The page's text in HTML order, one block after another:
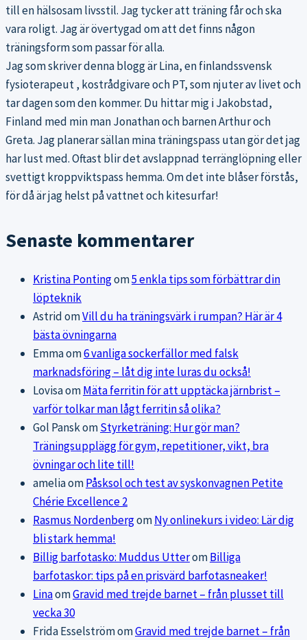
till en hälsosam livsstil. Jag tycker att träning får och ska
vara roligt. Jag är övertygad om att det finns någon
träningsform som passar för alla.
Jag som skriver denna blogg är Lina, en finlandssvensk
fysioterapeut , kostrådgivare och PT, som njuter av livet och
tar dagen som den kommer. Du hittar mig i Jakobstad,
Finland med min man Jonathan och barnen Arthur och
Greta. Jag planerar sällan mina träningspass utan gör det jag
har lust med. Oftast blir det avslappnad terränglöpning eller
svettigt kroppviktspass hemma. Om det inte blåser förstås,
för då är jag helst på vattnet och kitesurfar!
Senaste kommentarer
Kristina Pontingom5 enkla tips som förbättrar din
löpteknik
AstridomVill du ha träningsvärk i rumpan? Här är 4
bästa övningarna
Emmaom6 vanliga sockerfällor med falsk
marknadsföring – låt dig inte luras du också!
LovisaomMäta ferritin för att upptäcka järnbrist –
varför tolkar man lågt ferritin så olika?
Gol PanskomStyrketräning: Hur gör man?
Träningsupplägg för gym, repetitioner, vikt, bra
övningar och lite till!
ameliaomPåsksol och test av syskonvagnen Petite
Chérie Excellence 2
Rasmus NordenbergomNy onlinekurs i video: Lär dig
bli stark hemma!
Billig barfotasko: Muddus UtteromBilliga
barfotaskor: tips på en prisvärd barfotasneaker!
LinaomGravid med trejde barnet – från plusset till
vecka 30
Frida EsselströmomGravid med trejde barnet – från